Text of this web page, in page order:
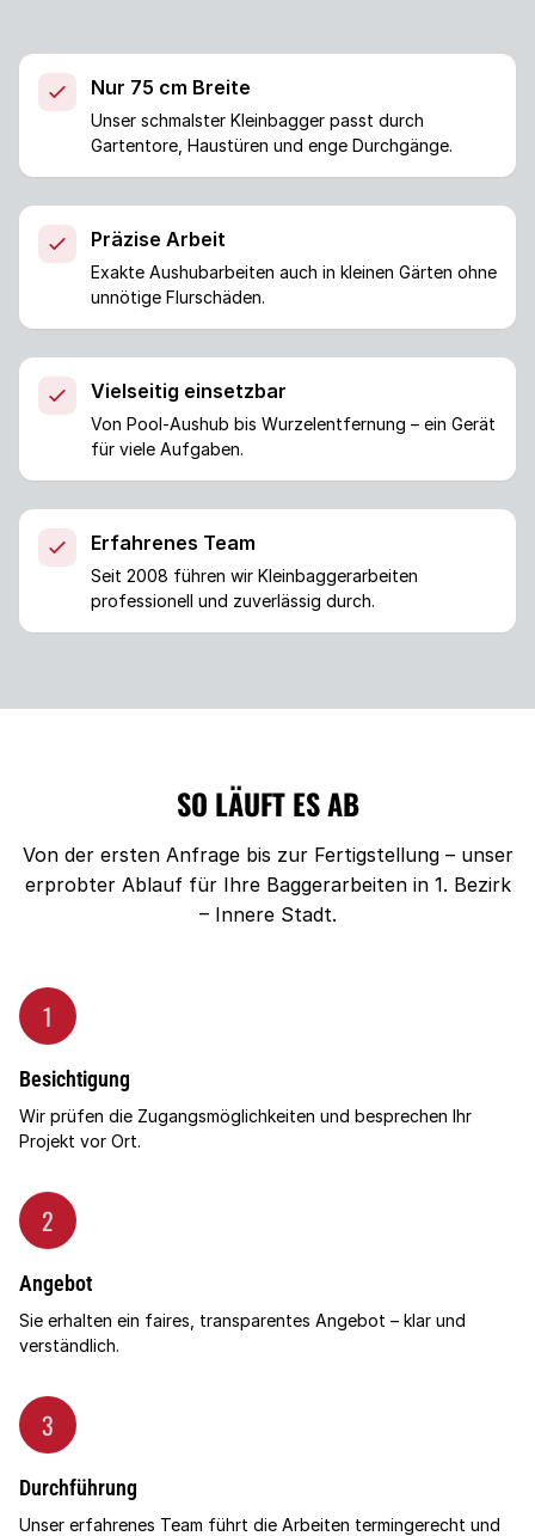
Nur 75 cm Breite
Unser schmalster Kleinbagger passt durch
Gartentore, Haustüren und enge Durchgänge.
Präzise Arbeit
Exakte Aushubarbeiten auch in kleinen Gärten ohne
unnötige Flurschäden.
Vielseitig einsetzbar
Von Pool-Aushub bis Wurzelentfernung – ein Gerät
für viele Aufgaben.
Erfahrenes Team
Seit 2008 führen wir Kleinbaggerarbeiten
professionell und zuverlässig durch.
SO LÄUFT ES AB
Von der ersten Anfrage bis zur Fertigstellung – unser
erprobter Ablauf für Ihre Baggerarbeiten in 1. Bezirk
– Innere Stadt.
1
Besichtigung
Wir prüfen die Zugangsmöglichkeiten und besprechen Ihr
Projekt vor Ort.
2
Angebot
Sie erhalten ein faires, transparentes Angebot – klar und
verständlich.
3
Durchführung
Unser erfahrenes Team führt die Arbeiten termingerecht und